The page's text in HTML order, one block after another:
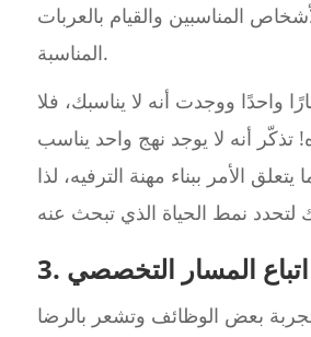
المناسبين والقيام بالعربات
المناسبة.
واحدًا ووجدت أنه لا يناسبك، فلا
تذكّر أنه لا يوجد نهج واحد يناسب
يتعلق الأمر ببناء مهنة الترفيه، لذا
3. اتباع المسار التخصصي
بعض الوظائف وتشعر بالرضا